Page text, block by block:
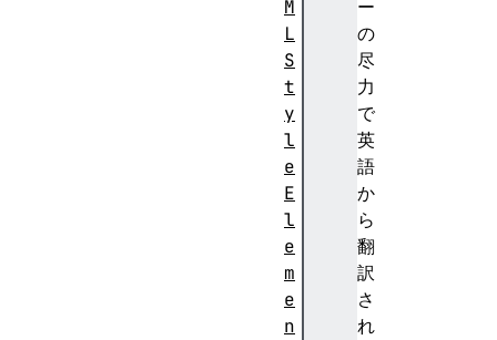
ー
の
尽
力
で
英
語
か
ら
翻
訳
さ
れ
M
L
S
t
y
l
e
E
l
e
m
e
n